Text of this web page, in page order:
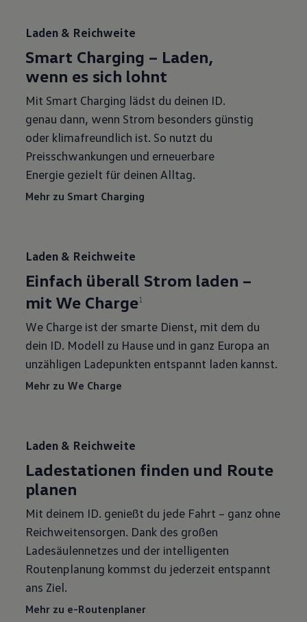
Laden & Reichweite
Smart Charging – Laden,
wenn es sich lohnt
Mit Smart Charging lädst du deinen ID.
genau dann, wenn Strom besonders günstig
oder klimafreundlich ist. So nutzt du
Preisschwankungen und erneuerbare
Energie gezielt für deinen Alltag.
Mehr zu Smart Charging
Laden & Reichweite
Einfach überall Strom laden –
mit We Charge1
We Charge ist der smarte Dienst, mit dem du
dein ID. Modell zu Hause und in ganz Europa an
unzähligen Ladepunkten⁠ entspannt laden kannst.
Mehr zu We Charge
Laden & Reichweite
Ladestationen finden und Route
planen
Mit deinem ID. genießt du jede Fahrt – ganz ohne
Reichweitensorgen. Dank des großen
Ladesäulennetzes und der intelligenten
Routenplanung kommst du jederzeit entspannt
ans Ziel.
Mehr zu e-Routenplaner